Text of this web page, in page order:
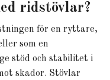
ridstövlar?
för en ryttare,
som en
stöd och stabilitet i
skador. Stövlar